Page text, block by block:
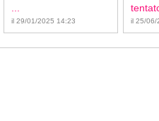
il 29/01/2025 14:23 il 25/06/